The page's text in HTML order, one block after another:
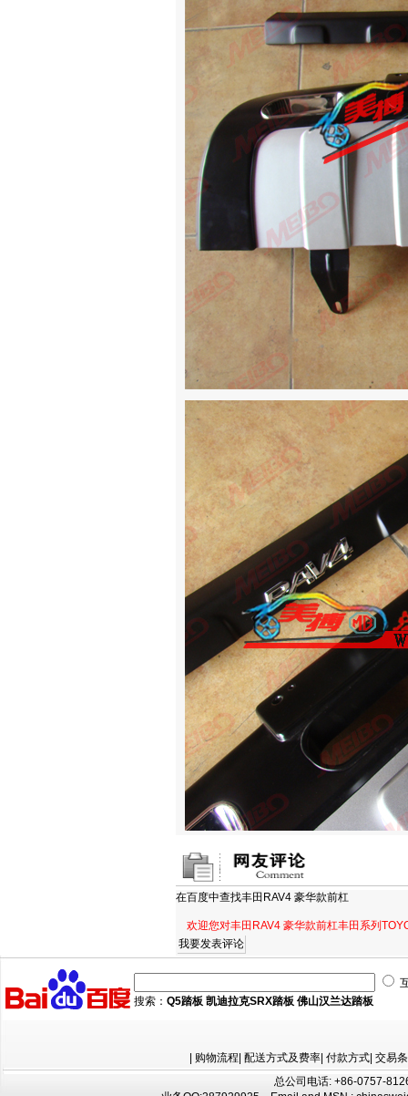
在百度中查找丰田RAV4 豪华款前杠
欢迎您对丰田RAV4 豪华款前杠丰田系列
搜索： Q5踏板 凯迪拉克SRX踏板 佛山汉兰达踏板
购物流程 配送方式及费率| 付款方式| 交易
总公司电话: +86-0757-